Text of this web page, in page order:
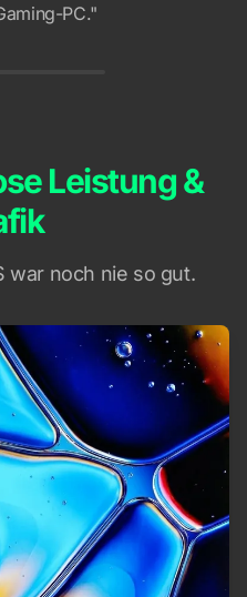
PC."
Leistung &
war noch nie so gut.